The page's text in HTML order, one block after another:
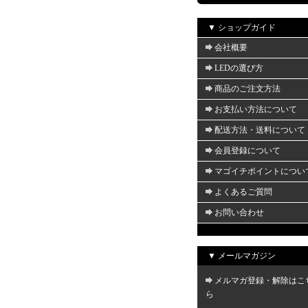
▼ ショップガイド
会社概要
LEDの選び方
商品のご注文方法
お支払い方法について
配送方法・送料について
会員登録について
マゴイチポイントについ
よくあるご質問
お問い合わせ
▼ メールマガジン
メルマガ登録・解除はこ
ら